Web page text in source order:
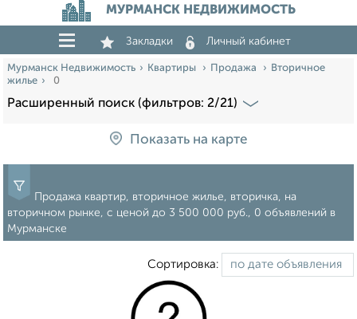
МУРМАНСК НЕДВИЖИМОСТЬ
Закладки Личный кабинет
Мурманск Недвижимость Квартиры Продажа
Вторичное
жилье
0
Расширенный поиск (фильтров: 2/21)
Показать на карте
Продажа квартир, вторичное жилье, вторичка, на
вторичном рынке, c ценой до 3 500 000 руб., 0 объявлений в
Мурманске
Сортировка: